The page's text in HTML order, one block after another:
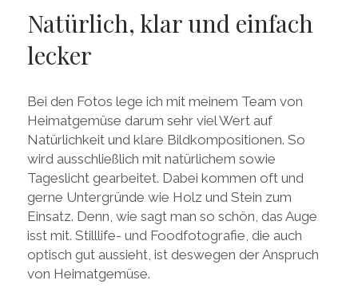
Natürlich, klar und einfach
lecker
Bei den Fotos lege ich mit meinem Team von
Heimatgemüse darum sehr viel Wert auf
Natürlichkeit und klare Bildkompositionen. So
wird ausschließlich mit natürlichem sowie
Tageslicht gearbeitet. Dabei kommen oft und
gerne Untergründe wie Holz und Stein zum
Einsatz. Denn, wie sagt man so schön, das Auge
isst mit. Stilllife- und Foodfotografie, die auch
optisch gut aussieht, ist deswegen der Anspruch
von Heimatgemüse.